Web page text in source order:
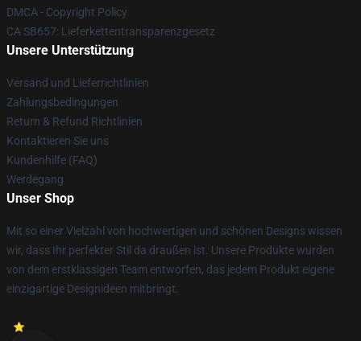
DMCA - Copyright Policy
CA SB657: Lieferkettentransparenzgesetz
Unsere Unterstützung
Versand und Lieferrichtlinien
Zahlungsbedingungen
Return & Refund Richtlinien
Kontaktieren Sie uns
Kundenhilfe (FAQ)
Werdegang
Unser Shop
Mit so einer Vielzahl von hochwertigen und schönen Designs wissen
wir, dass Ihr perfekter Stil da draußen ist. Unsere Produkte wurden
von dem erstklassigen Team entworfen, das jedem Produkt eigene
einzigartige Designideen mitbringt.